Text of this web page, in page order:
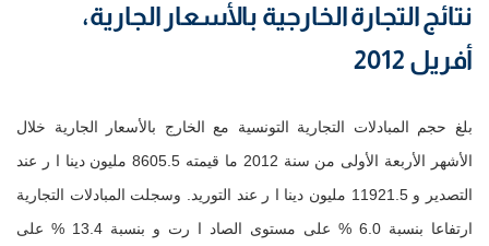
نتائج التجارة الخارجية بالأسعار الجارية،
أفريل 2012
بلغ حجم المبادلات التجارية التونسية مع الخارج بالأسعار الجارية خلال
الأشهر الأربعة الأولى من سنة 2012 ما قيمته 8605.5 مليون دينا ا ر عند
التصدير و 11921.5 مليون دينا ا ر عند التوريد. وسجلت المبادلات التجارية
ارتفاعا بنسبة 6.0 % على مستوى الصاد ا رت و بنسبة 13.4 % على